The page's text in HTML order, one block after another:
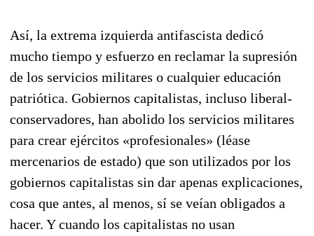
Así, la extrema izquierda antifascista dedicó
mucho tiempo y esfuerzo en reclamar la supresión
de los servicios militares o cualquier educación
patriótica. Gobiernos capitalistas, incluso liberal-
con­servadores, han abolido los servicios militares
para crear ejércitos «profesionales» (léase
mercena­rios de estado) que son utilizados por los
gobiernos capitalistas sin dar apenas explicaciones,
cosa que antes, al menos, sí se veían obligados a
hacer. Y cuando los capitalistas no usan